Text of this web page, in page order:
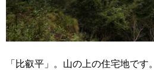
「比叡平」。山の上の住宅地です。